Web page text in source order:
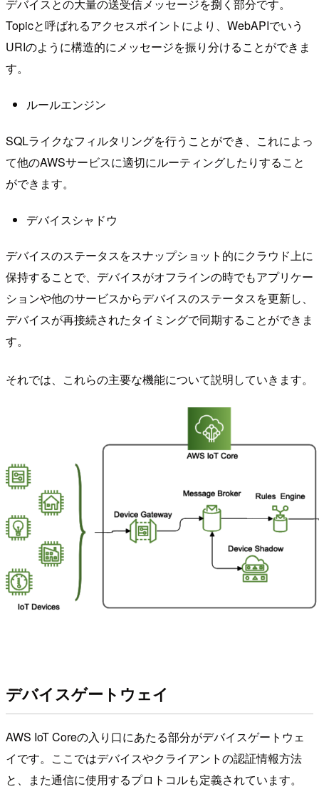
デバイスとの大量の送受信メッセージを捌く部分です。
Topicと呼ばれるアクセスポイントにより、WebAPIでいう
URIのように構造的にメッセージを振り分けることができま
す。
ルールエンジン
SQLライクなフィルタリングを行うことができ、これによっ
て他のAWSサービスに適切にルーティングしたりすること
ができます。
デバイスシャドウ
デバイスのステータスをスナップショット的にクラウド上に
保持することで、デバイスがオフラインの時でもアプリケー
ションや他のサービスからデバイスのステータスを更新し、
デバイスが再接続されたタイミングで同期することができま
す。
それでは、これらの主要な機能について説明していきます。
デバイスゲートウェイ
AWS IoT Coreの入り口にあたる部分がデバイスゲートウェ
イです。ここではデバイスやクライアントの認証情報方法
と、また通信に使用するプロトコルも定義されています。